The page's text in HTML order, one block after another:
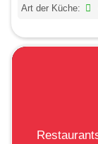
Art der Küche: